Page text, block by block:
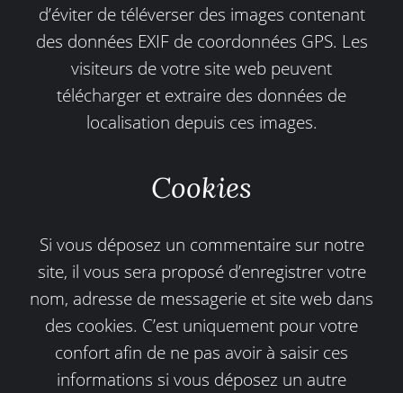
d’éviter de téléverser des images contenant
des données EXIF de coordonnées GPS. Les
visiteurs de votre site web peuvent
télécharger et extraire des données de
localisation depuis ces images.
Cookies
Si vous déposez un commentaire sur notre
site, il vous sera proposé d’enregistrer votre
nom, adresse de messagerie et site web dans
des cookies. C’est uniquement pour votre
confort afin de ne pas avoir à saisir ces
informations si vous déposez un autre